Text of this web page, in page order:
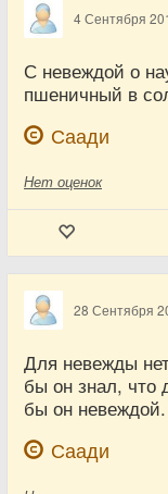
4 Сентября
С невеждой о
пшеничный в
Саади
Нет оценок
28 Сентября
Для невежды
бы он знал, что
бы он невеждой.
Саади